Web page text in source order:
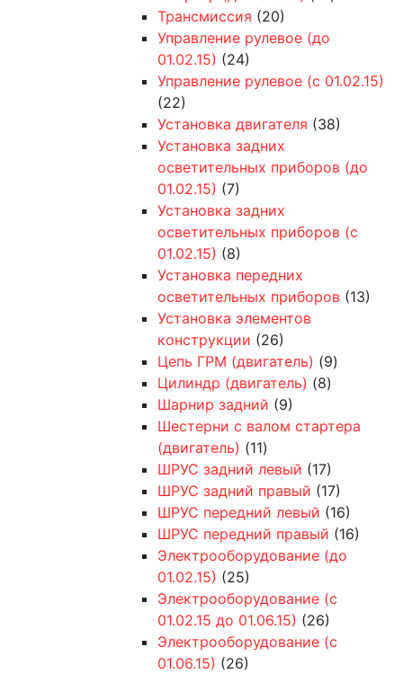
Трансмиссия (20)
Управление рулевое (до
01.02.15) (24)
Управление рулевое (с 01.02.15)
(22)
Установка двигателя (38)
Установка задних
осветительных приборов (до
01.02.15) (7)
Установка задних
осветительных приборов (с
01.02.15) (8)
Установка передних
осветительных приборов (13)
Установка элементов
конструкции (26)
Цепь ГРМ (двигатель) (9)
Цилиндр (двигатель) (8)
Шарнир задний (9)
Шестерни с валом стартера
(двигатель) (11)
ШРУС задний левый (17)
ШРУС задний правый (17)
ШРУС передний левый (16)
ШРУС передний правый (16)
Электрооборудование (до
01.02.15) (25)
Электрооборудование (с
01.02.15 до 01.06.15) (26)
Электрооборудование (с
01.06.15) (26)